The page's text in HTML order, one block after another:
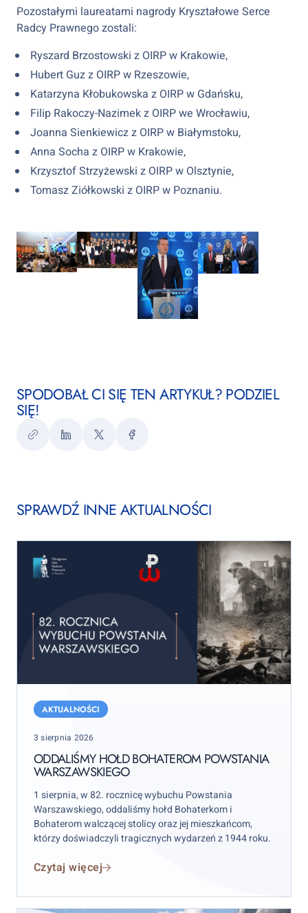
Pozostałymi laureatami nagrody Kryształowe Serce
Radcy Prawnego zostali:
Ryszard Brzostowski z OIRP w Krakowie,
Hubert Guz z OIRP w Rzeszowie,
Katarzyna Kłobukowska z OIRP w Gdańsku,
Filip Rakoczy-Nazimek z OIRP we Wrocławiu,
Joanna Sienkiewicz z OIRP w Białymstoku,
Anna Socha z OIRP w Krakowie,
Krzysztof Strzyżewski z OIRP w Olsztynie,
Tomasz Ziółkowski z OIRP w Poznaniu.
SPODOBAŁ CI SIĘ TEN ARTYKUŁ? PODZIEL
SIĘ!
KopiujLinkedInTwitter Facebook
SPRAWDŹ INNE AKTUALNOŚCI
hołd
Powstania
Warszawskiego
AKTUALNOŚCI
Posted
3 sierpnia 2026
ODDALIŚMY HOŁD BOHATEROM POWSTANIA
WARSZAWSKIEGO
1 sierpnia, w 82. rocznicę wybuchu Powstania
Warszawskiego, oddaliśmy hołd Bohaterkom i
Bohaterom walczącej stolicy oraz jej mieszkańcom,
którzy doświadczyli tragicznych wydarzeń z 1944 roku.
Czytaj więcej